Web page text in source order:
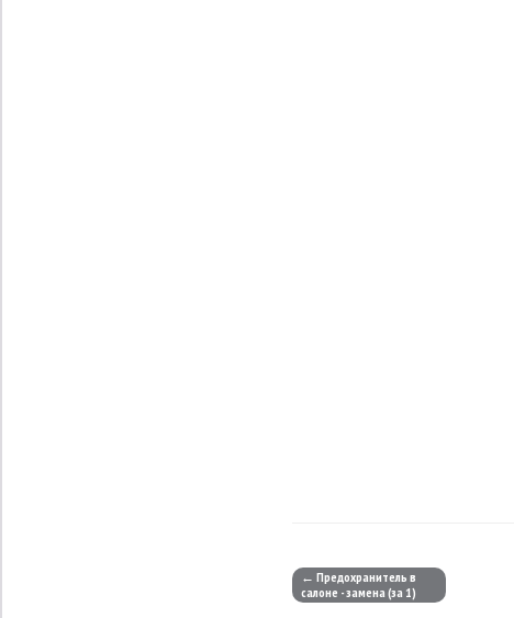
← Предохранитель в
салоне - замена (за 1)